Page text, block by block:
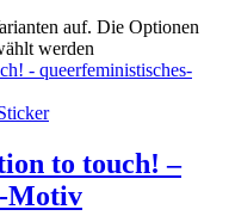
auf. Die Optionen
werden
to touch! –
Motiv